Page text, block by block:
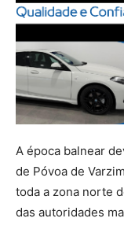
A época balnear
de Póvoa de
toda a zona norte
das autoridades